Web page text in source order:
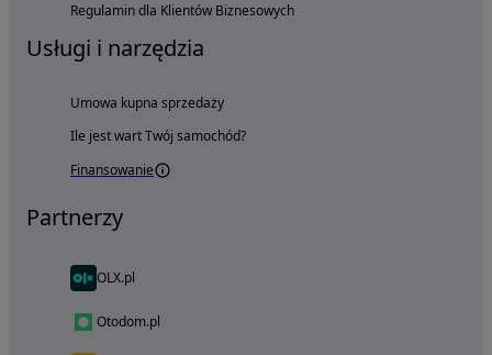
Regulamin dla Klientów Biznesowych
Usługi i narzędzia
Umowa kupna sprzedaży
Ile jest wart Twój samochód?
Finansowanie
Partnerzy
OLX.pl
Otodom.pl